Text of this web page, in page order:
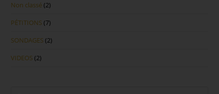
Non classé (2)
PÉTITIONS (7)
SONDAGES (2)
VIDEOS (2)